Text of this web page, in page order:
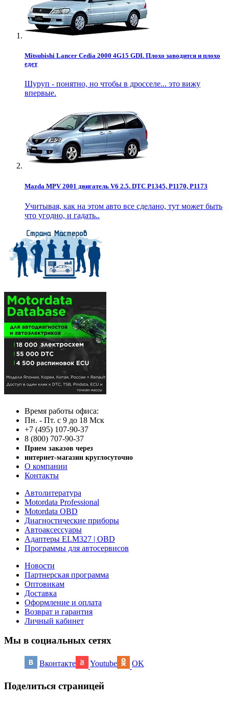
Mitsubishi Lancer Cedia 2000 4G15 GDI. Плохо заводится и плохо
едет
Шуруп - понятно, но чтобы в дросселе... это вижу
впервые.
Mazda MPV 2001 двигатель V6 2.5. DTC P1345, P1170, P1173
Учитывая, как на этом авто все сделано, тут может быть
что угодно, и гадать..
Время работы офиса:
Пн. - Пт. с 9 до 18 Мск
+7 (495) 107-90-37
8 (800) 707-90-37
Прием заказов через
интернет-магазин круглосуточно
О компании
Контакты
Автолитература
Motordata Professional
Motordata OBD
Диагностические приборы
Автоаксессуары
Адаптеры ELM327 | OBD
Программы для автосервисов
Новости
Партнерская программа
Оптовикам
Доставка
Оформление и оплата
Возврат и гарантия
Личный кабинет
Мы в социальных сетях
Вконтакте Youtube OK
Поделиться страницей